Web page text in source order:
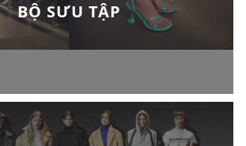
BỘ SƯU TẬP